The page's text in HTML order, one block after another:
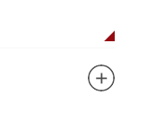
た。山谷堀公園に